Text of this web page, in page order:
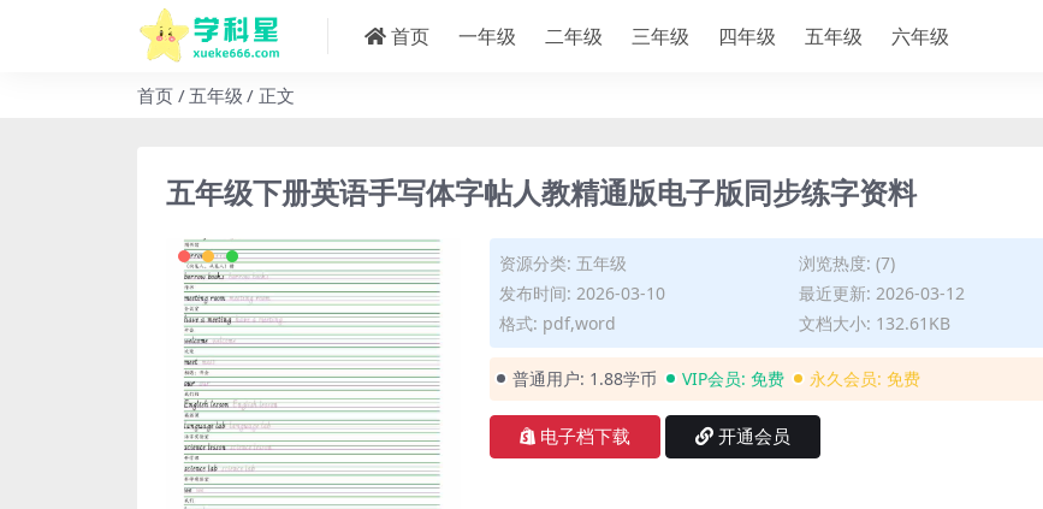
首页 一年级 二年级 三年级 四年级 五年级 六年级
首页 五年级 正文
五年级下册英语手写体字帖人教精通版电子版同步练字资料
资源分类: 五年级
浏览热度: (7)
发布时间: 2026-03-10
最近更新: 2026-03-12
格式: pdf,word
文档大小: 132.61KB
普通用户: 1.88学币 VIP会员: 免费 永久会员: 免费
电子档下载 开通会员